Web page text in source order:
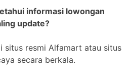
informasi lowongan
update?
situs resmi Alfamart atau situs
secara berkala.